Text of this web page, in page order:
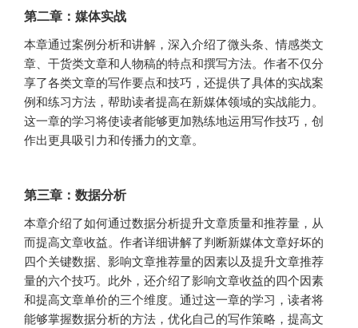
第二章：媒体实战
本章通过案例分析和讲解，深入介绍了微头条、情感类文
章、干货类文章和人物稿的特点和撰写方法。作者不仅分
享了各类文章的写作要点和技巧，还提供了具体的实战案
例和练习方法，帮助读者提高在新媒体领域的实战能力。
这一章的学习将使读者能够更加熟练地运用写作技巧，创
作出更具吸引力和传播力的文章。
第三章：数据分析
本章介绍了如何通过数据分析提升文章质量和推荐量，从
而提高文章收益。作者详细讲解了判断新媒体文章好坏的
四个关键数据、影响文章推荐量的因素以及提升文章推荐
量的六个技巧。此外，还介绍了影响文章收益的四个因素
和提高文章单价的三个维度。通过这一章的学习，读者将
能够掌握数据分析的方法，优化自己的写作策略，提高文